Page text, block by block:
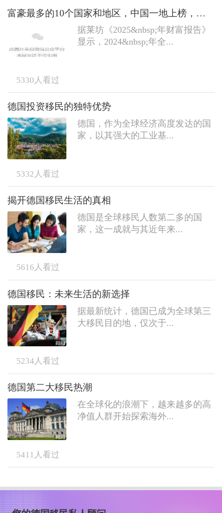
富豪最多的10个国家和地区，中国一地上榜，第一实至名归
据莱坊《2025&nbsp;年财富报告》
显示，2024&nbsp;年全...
5330 人看过
德国投资移民的独特优势
德国，作为全球经济高度发达的国
家，以其强大的工业基...
5332 人看过
揭开德国移民生活的真相
德国是全球移民人数第二多的国
家，这一成就与其近年来...
5616 人看过
德国移民：未来生活的新选择
据最新统计，德国已成为全球第三
大移民目的地，仅次于...
5234 人看过
德国第二大移民热潮
在全球化的浪潮下，越来越多的高
净值人群开始探索海外...
5411 人看过